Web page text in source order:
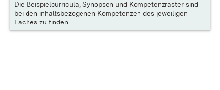
Die Beispielcurricula, Synopsen und Kompetenzraster sind
bei den inhaltsbezogenen Kompetenzen des jeweiligen
Faches zu finden.